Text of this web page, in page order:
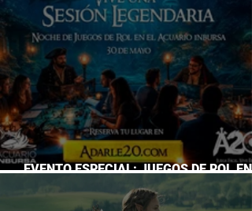
LANZAMIENTO
EVENTO ESPECIAL: JUEGOS DE ROL EN